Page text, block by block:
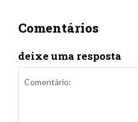
Comentários
deixe uma resposta